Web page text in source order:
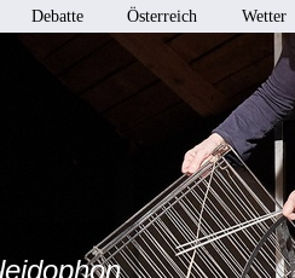
Debatte Österreich Wetter